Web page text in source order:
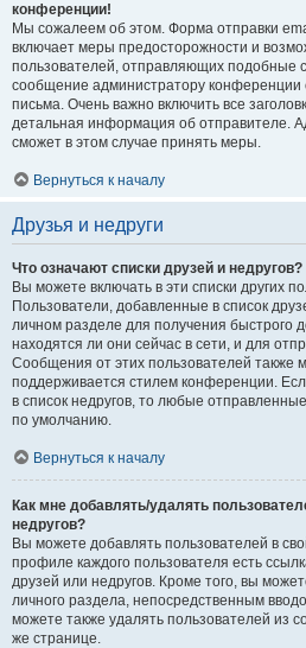
конференции!
Мы сожалеем об этом. Форма отправки
включает меры предосторожности и
пользователей, отправляющих подобные
сообщение администратору конференции
письма. Очень важно включить все
детальная информация об отправителе.
сможет в этом случае принять меры.
Вернуться к началу
Друзья и недруги
Что означают списки друзей и недругов?
Вы можете включать в эти списки других
Пользователи, добавленные в список
личном разделе для получения быстрого
находятся ли они сейчас в сети, и для
Сообщения от этих пользователей также
поддерживается стилем конференции.
в список недругов, то любые
по умолчанию.
Вернуться к началу
Как мне добавлять/удалять
недругов?
Вы можете добавлять пользователей в
профиле каждого пользователя есть
друзей или недругов. Кроме того, вы
личного раздела, непосредственным
можете также удалять пользователей из
же странице.